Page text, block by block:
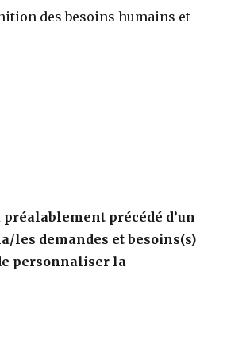
des besoins humains et
préalablement précédé d’un
les demandes et besoins(s)
personnaliser la